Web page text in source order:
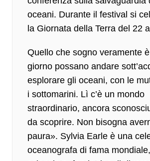
oceani. Durante il festival si
la Giornata della Terra del 22
Quello che sogno veramente
giorno possano andare
esplorare gli oceani, con le
i sottomarini. Lì c’è un mondo
straordinario, ancora
da scoprire. Non bisogna
paura». Sylvia Earle è una
oceanografa di fama